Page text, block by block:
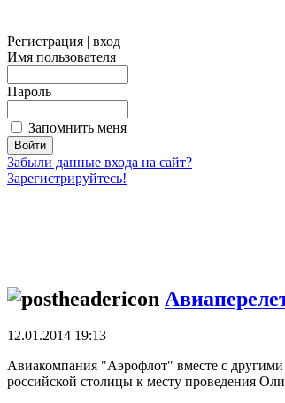
Регистрация | вход
Имя пользователя
Пароль
Запомнить меня
Забыли данные входа на сайт?
Зарегистрируйтесь!
12.01.2014 19:13
Авиакомпания "Аэрофлот" вместе с
российской столицы к месту проведения